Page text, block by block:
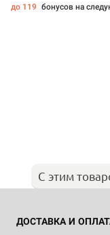
до 119 бонусов на
С этим
ДОСТАВКА И